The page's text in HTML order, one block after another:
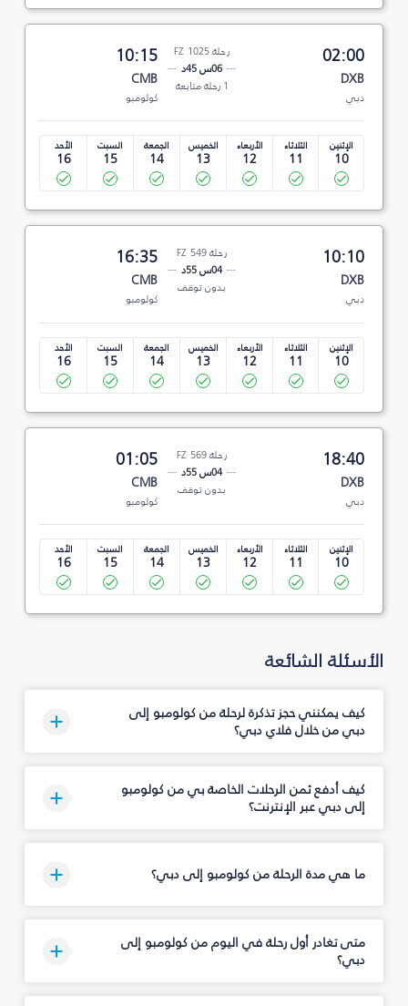
02:00
DXB
دبي
رحلة FZ 1025
06س 45د
1 رحلة متابعة
10:15
CMB
كولومبو
الإثنين
10
الثلاثاء
11
الأربعاء
12
الخميس
13
الجمعة
14
السبت
15
الأحد
16
10:10
DXB
دبي
رحلة FZ 549
04س 55د
بدون توقف
16:35
CMB
كولومبو
الإثنين
10
الثلاثاء
11
الأربعاء
12
الخميس
13
الجمعة
14
السبت
15
الأحد
16
18:40
DXB
دبي
رحلة FZ 569
04س 55د
بدون توقف
01:05
CMB
كولومبو
الإثنين
10
الثلاثاء
11
الأربعاء
12
الخميس
13
الجمعة
14
السبت
15
الأحد
16
الأسئلة الشائعة
كيف يمكنني حجز تذكرة لرحلة من كولومبو إلى
دبي من خلال فلاي دبي؟
كيف أدفع ثمن الرحلات الخاصة بي من كولومبو
إلى دبي عبر الإنترنت؟
ما هي مدة الرحلة من كولومبو إلى دبي؟
متى تغادر أول رحلة في اليوم من كولومبو إلى
دبي؟